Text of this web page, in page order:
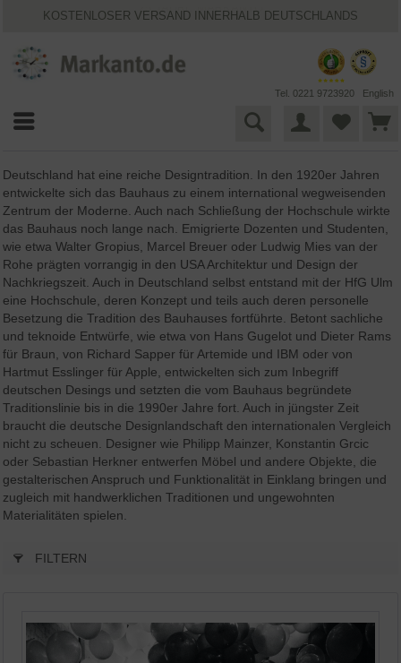
KOSTENLOSER VERSAND INNERHALB DEUTSCHLANDS
BESTPRICE-GARANTIE
Tel. 0221 9723920 English
Deutschland hat eine reiche Designtradition. In den 1920er Jahren
entwickelte sich das Bauhaus zu einem international wegweisenden
Zentrum der Moderne. Auch nach Schließung der Hochschule wirkte
das Bauhaus noch lange nach. Emigrierte Dozenten und Studenten,
wie etwa Walter Gropius, Marcel Breuer oder Ludwig Mies van der
Rohe prägten vorrangig in den USA Architektur und Design der
Nachkriegszeit. Auch in Deutschland selbst entstand mit der HfG Ulm
eine Hochschule, deren Konzept und teils auch deren personelle
Besetzung die Tradition des Bauhauses fortführte. Betont sachliche
und teknoide Entwürfe, wie etwa von Hans Gugelot und Dieter Rams
für Braun, von Richard Sapper für Artemide und IBM oder von
Hartmut Esslinger für Apple, entwickelten sich zum Inbegriff
deutschen Desings und setzten die vom Bauhaus begründete
Traditionslinie bis in die 1990er Jahre fort. Auch in jüngster Zeit
braucht die deutsche Designlandschaft den internationalen Vergleich
nicht zu scheuen. Designer wie Philipp Mainzer, Konstantin Grcic
oder Sebastian Herkner entwerfen Möbel und andere Objekte, die
gestalterischen Anspruch und Funktionalität in Einklang bringen und
zugleich mit handwerklichen Traditionen und ungewohnten
Materialitäten spielen.
FILTERN